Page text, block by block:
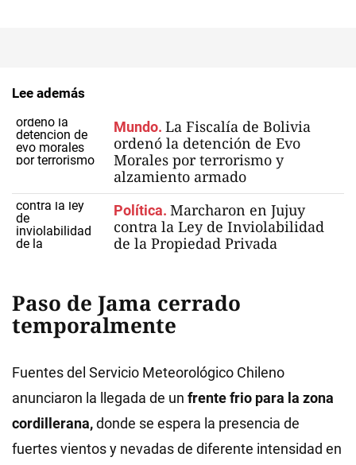
Lee además
Mundo. La Fiscalía de Bolivia
ordenó la detención de Evo
Morales por terrorismo y
alzamiento armado
Política. Marcharon en Jujuy
contra la Ley de Inviolabilidad
de la Propiedad Privada
Paso de Jama cerrado
temporalmente
Fuentes del Servicio Meteorológico Chileno
anunciaron la llegada de un frente frio para la zona
cordillerana,donde se espera la presencia de
fuertes vientos y nevadas de diferente intensidad en